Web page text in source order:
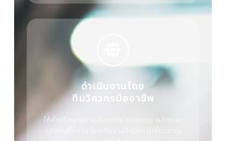
ดำเนินงานโดย
ทีมวิศวกรมืออาชีพ
ให้คำปรึกษาความต้องการ ออกแบบ ผลิตและ
ทดสอบชิ้นงาน โดยทีมงานวิศวกรผู้เชี่ยวชาญ